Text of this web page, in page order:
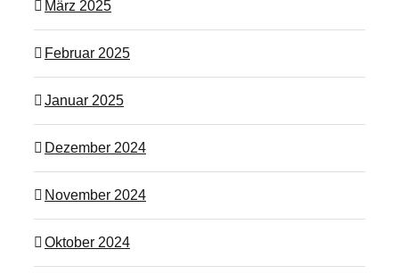
März 2025
Februar 2025
Januar 2025
Dezember 2024
November 2024
Oktober 2024